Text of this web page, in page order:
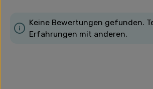
Keine Bewertungen gefunden.
Erfahrungen mit anderen.